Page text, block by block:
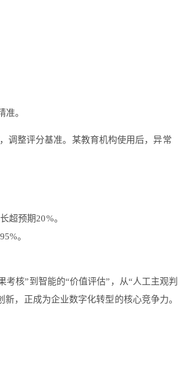
。
调整评分基准。某教育机构使用后，异常
超预期20%。
。
核”到智能的“价值评估”，从“人工主观判
，正成为企业数字化转型的核心竞争力。